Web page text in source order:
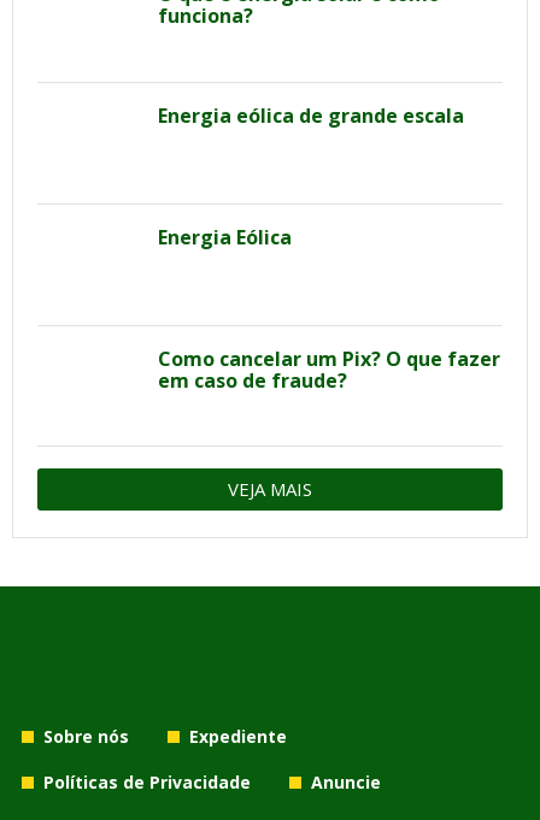
funciona?
Energia eólica de grande escala
Energia Eólica
Como cancelar um Pix? O que fazer
em caso de fraude?
VEJA MAIS
Sobre nós
Expediente
Políticas de Privacidade
Anuncie